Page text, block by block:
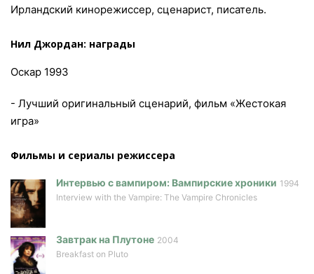
Ирландский кинорежиссер, сценарист, писатель.
Нил Джордан: награды
Оскар 1993
- Лучший оригинальный сценарий, фильм «Жестокая
игра»
Фильмы и сериалы режисcера
Интервью с вампиром: Вампирские хроники 1994
Interview with the Vampire: The Vampire Chronicles
Завтрак на Плутоне 2004
Breakfast on Pluto